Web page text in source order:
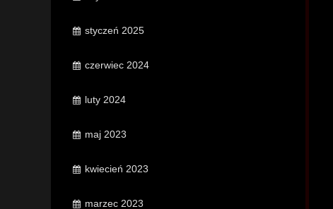
styczeń 2025
czerwiec 2024
luty 2024
maj 2023
kwiecień 2023
marzec 2023